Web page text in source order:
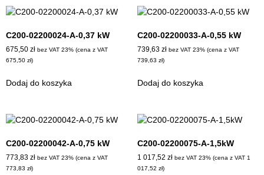
C200-02200024-A-0,37 kW
675,50 zł bez VAT 23% (cena z VAT
675,50 zł)
Dodaj do koszyka
C200-02200033-A-0,55 kW
739,63 zł bez VAT 23% (cena z VAT
739,63 zł)
Dodaj do koszyka
C200-02200042-A-0,75 kW
773,83 zł bez VAT 23% (cena z VAT
773,83 zł)
C200-02200075-A-1,5kW
1 017,52 zł bez VAT 23% (cena z VAT 1
017,52 zł)